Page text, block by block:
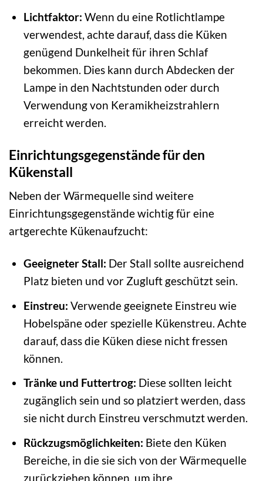
Lichtfaktor: Wenn du eine Rotlichtlampe
verwendest, achte darauf, dass die Küken
genügend Dunkelheit für ihren Schlaf
bekommen. Dies kann durch Abdecken der
Lampe in den Nachtstunden oder durch
Verwendung von Keramikheizstrahlern
erreicht werden.
Einrichtungsgegenstände für den
Kükenstall
Neben der Wärmequelle sind weitere
Einrichtungsgegenstände wichtig für eine
artgerechte Kükenaufzucht:
Geeigneter Stall: Der Stall sollte ausreichend
Platz bieten und vor Zugluft geschützt sein.
Einstreu: Verwende geeignete Einstreu wie
Hobelspäne oder spezielle Kükenstreu. Achte
darauf, dass die Küken diese nicht fressen
können.
Tränke und Futtertrog: Diese sollten leicht
zugänglich sein und so platziert werden, dass
sie nicht durch Einstreu verschmutzt werden.
Rückzugsmöglichkeiten: Biete den Küken
Bereiche, in die sie sich von der Wärmequelle
zurückziehen können, um ihre